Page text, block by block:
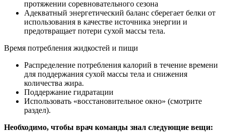
протяжении соревновательного сезона
Адекватный энергетический баланс сберегает белки от
использования в качестве источника энергии и
предотвращает потери сухой массы тела.
Время потребления жидкостей и пищи
Распределение потребления калорий в течение времени
для поддержания сухой массы тела и снижения
количества жира.
Поддержание гидратации
Использовать «восстановительное окно» (смотрите
раздел).
Необходимо, чтобы врач команды знал следующие вещи: